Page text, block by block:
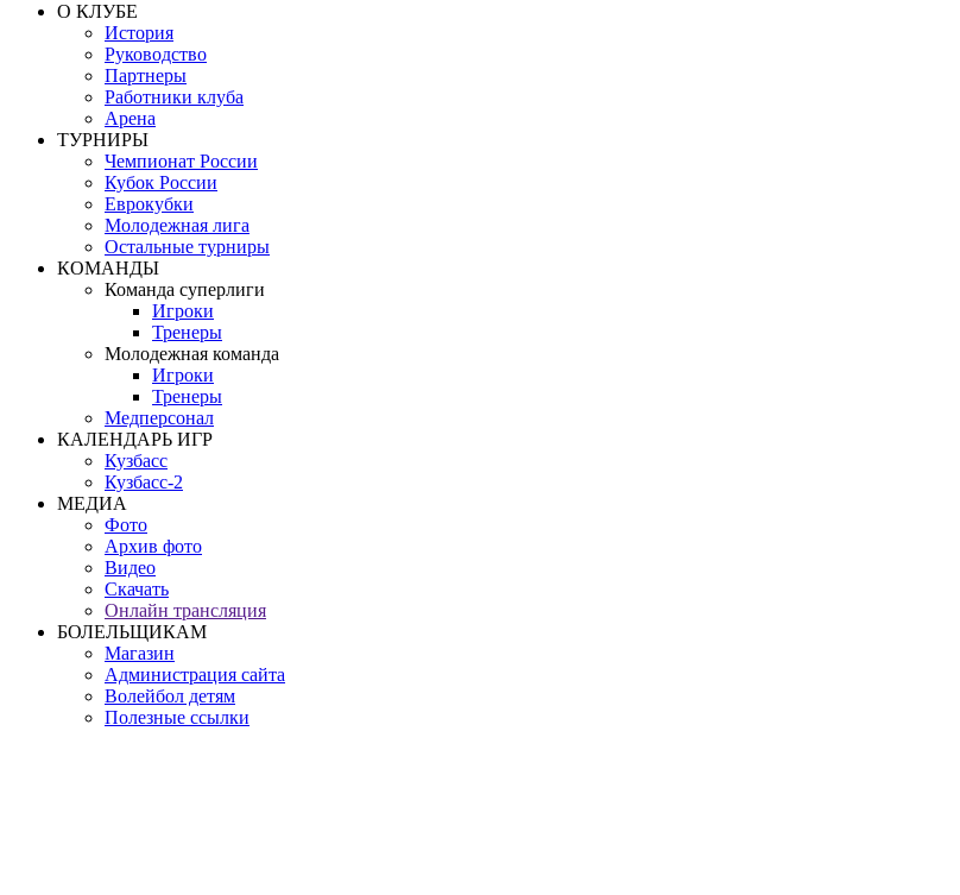
О КЛУБЕ
История
Руководство
Партнеры
Работники клуба
Арена
ТУРНИРЫ
Чемпионат России
Кубок России
Еврокубки
Молодежная лига
Остальные турниры
КОМАНДЫ
Команда суперлиги
Игроки
Тренеры
Молодежная команда
Игроки
Тренеры
Медперсонал
КАЛЕНДАРЬ ИГР
Кузбасс
Кузбасс-2
МЕДИА
Фото
Архив фото
Видео
Скачать
Онлайн трансляция
БОЛЕЛЬЩИКАМ
Магазин
Администрация сайта
Волейбол детям
Полезные ссылки